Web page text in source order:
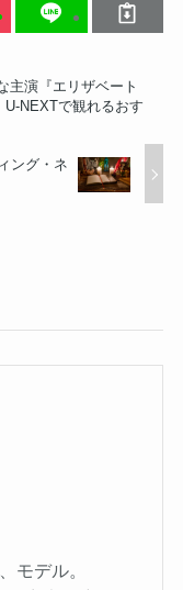
主演『エリザベート
U-NEXTで観れるおす
ング・ネ
モデル。